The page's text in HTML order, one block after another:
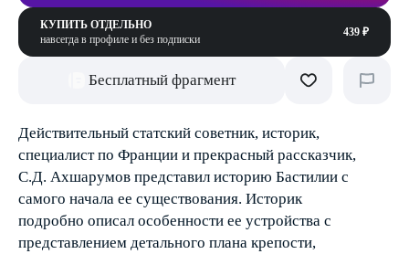
КУПИТЬ ОТДЕЛЬНО
навсегда в профиле и без подписки
439 ₽
Бесплатный фрагмент
Действительный статский советник, историк,
специалист по Франции и прекрасный рассказчик,
С.Д. Ахшарумов представил историю Бастилии с
самого начала ее существования. Историк
подробно описал особенности ее устройства с
представлением детального плана крепости,